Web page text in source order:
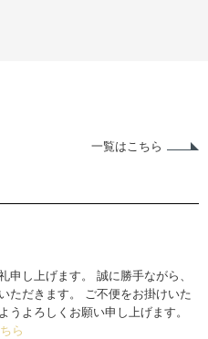
一覧はこちら
し上げます。 誠に勝手ながら、
ただきます。 ご不便をお掛けいた
うよろしくお願い申し上げます。
ら